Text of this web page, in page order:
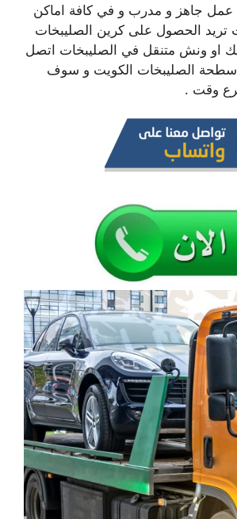
عمل جاهز و مدرب و في كافة اماكن
تريد الحصول على كرين الصليبخات
او ونش متنقل في الصليبخات اتصل
سطحة الصليبخات الكويت و سوف
وقت .